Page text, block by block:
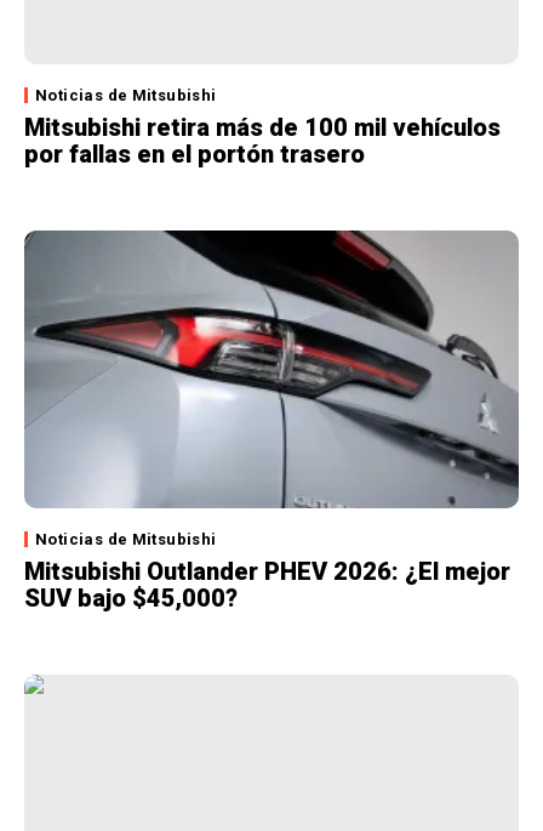
Noticias de Mitsubishi
Mitsubishi retira más de 100 mil vehículos
por fallas en el portón trasero
Noticias de Mitsubishi
Mitsubishi Outlander PHEV 2026: ¿El mejor
SUV bajo $45,000?